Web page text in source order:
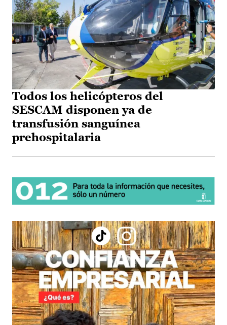
Todos los helicópteros del
SESCAM disponen ya de
transfusión sanguínea
prehospitalaria